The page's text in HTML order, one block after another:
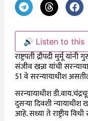
🔊 Listen to this
राष्ट्रपती द्रौपदी मुर्मू
संजीव खन्ना यांची
51 वे सरन्यायाधीश
सरन्यायाधीश
दुसऱ्या दिवशी न्यायाधीश
आहे. सध्या ते राष्ट्रीय